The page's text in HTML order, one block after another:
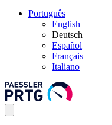
Português
English
Deutsch
Español
Français
Italiano